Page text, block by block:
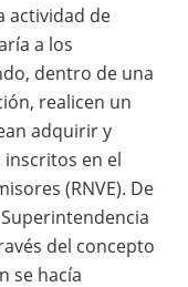
actividad de
a los
dentro de una
realicen un
adquirir y
en el
(RNVE). De
del concepto
se hacía